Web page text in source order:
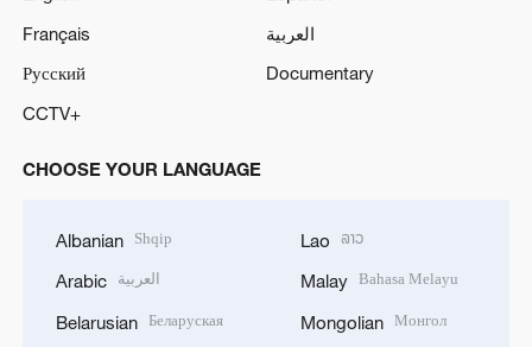
Français
العربية
Русский
Documentary
CCTV+
CHOOSE YOUR LANGUAGE
Albanian Shqip
Arabic العربية
Belarusian Беларуская
Lao ລາວ
Malay Bahasa Melayu
Mongolian Монгол